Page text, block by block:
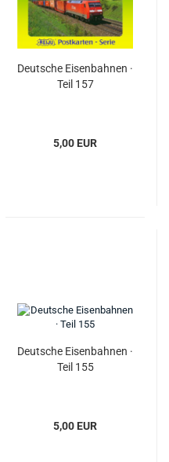
Deutsche Eisenbahnen ·
Teil 157
5,00 EUR
Deutsche Eisenbahnen ·
Teil 155
5,00 EUR